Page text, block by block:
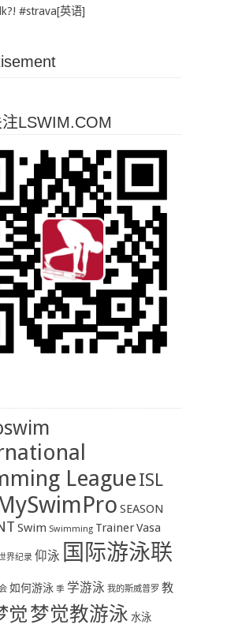
#strava[英语]
LSWIM.COM
LeagueISL
SEASON
Swim Swimming TrainerVasa
界纪录 仰泳 国际游泳联
如何游泳 季 学游泳 我的斯威普罗 教
觉梦觉教游泳 水泳